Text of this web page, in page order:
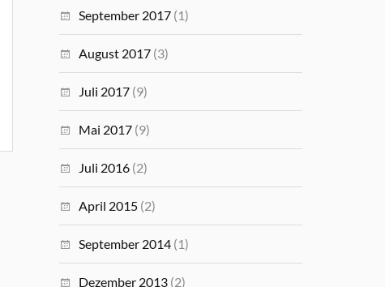
September 2017 (1)
August 2017 (3)
Juli 2017 (9)
Mai 2017 (9)
Juli 2016 (2)
April 2015 (2)
September 2014 (1)
Dezember 2013 (2)